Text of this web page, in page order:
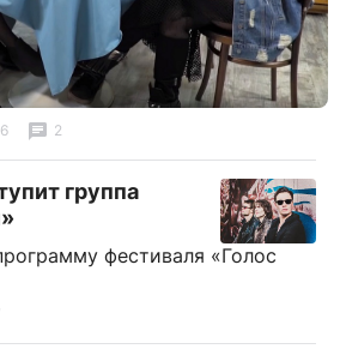
2
группа
фестиваля «Голос